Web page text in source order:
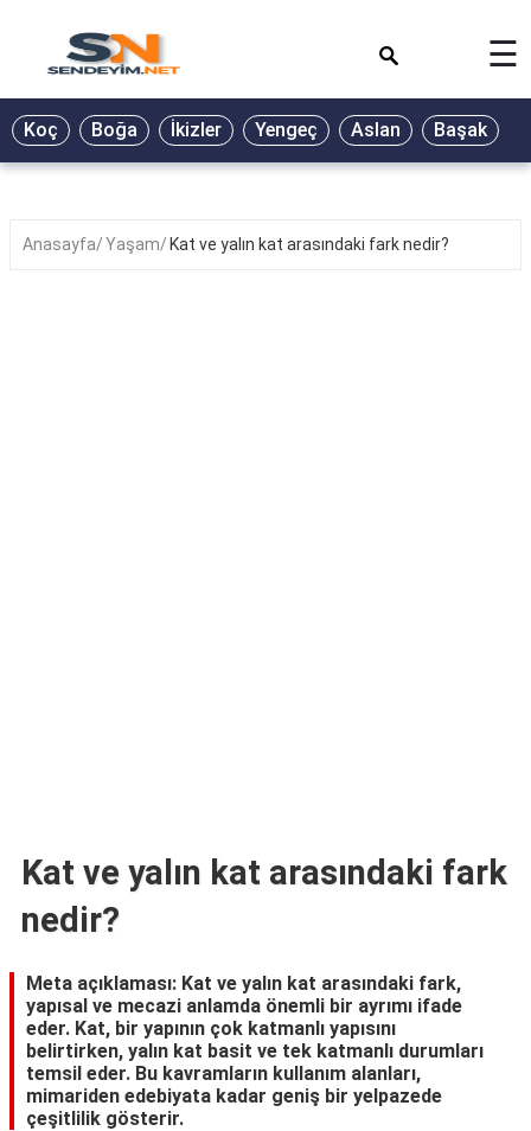
BİYOGRAFİ
GALERİ
☰
Koç Boğa İkizler Yengeç Aslan Başak
Anasayfa Yaşam Kat ve yalın kat arasındaki fark nedir?
Kat ve yalın kat arasındaki fark
nedir?
Meta açıklaması: Kat ve yalın kat arasındaki fark,
yapısal ve mecazi anlamda önemli bir ayrımı ifade
eder. Kat, bir yapının çok katmanlı yapısını
belirtirken, yalın kat basit ve tek katmanlı durumları
temsil eder. Bu kavramların kullanım alanları,
mimariden edebiyata kadar geniş bir yelpazede
çeşitlilik gösterir.